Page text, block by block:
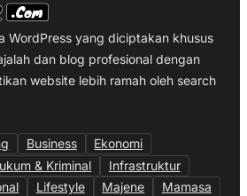
WordPress yang diciptakan khusus
dan blog profesional dengan
website lebih ramah oleh search
Business
Ekonomi
& Kriminal
Infrastruktur
Lifestyle Majene
Mamasa